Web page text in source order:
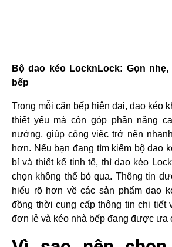
Bộ dao kéo LocknLock: Gọn
bếp
Trong mỗi căn bếp hiện đại, dao kéo
thiết yếu mà còn góp phần nâng
nướng, giúp công việc trở nên
hơn. Nếu bạn đang tìm kiếm bộ dao
bỉ và thiết kế tinh tế, thì dao kéo
chọn không thể bỏ qua. Thông tin
hiểu rõ hơn về các sản phẩm dao
đồng thời cung cấp thông tin chi tiết
đơn lẻ và kéo nhà bếp đang được ưa